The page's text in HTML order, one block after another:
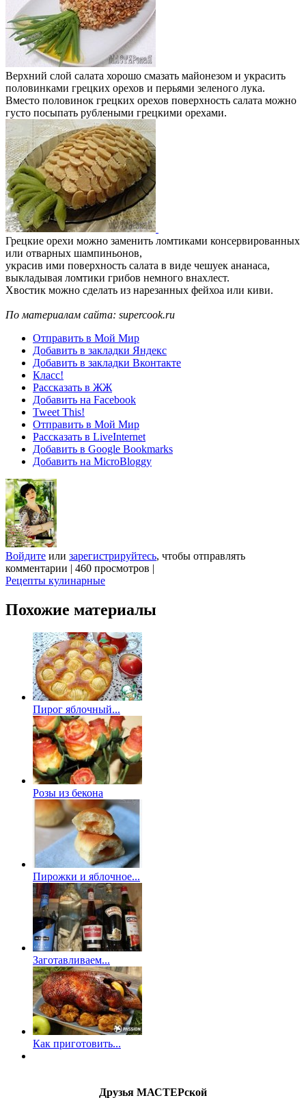
Верхний слой салата хорошо смазать майонезом и украсить
половинками грецких орехов и перьями зеленого лука.
Вместо половинок грецких орехов поверхность салата можно
густо посыпать рублеными грецкими орехами.
Грецкие орехи можно заменить ломтиками консервированных
или отварных шампиньонов,
украсив ими поверхность салата в виде чешуек ананаса,
выкладывая ломтики грибов немного внахлест.
Хвостик можно сделать из нарезанных фейхоа или киви.
По материалам сайта: supercook.ru
Отправить в Мой Мир
Добавить в закладки Яндекс
Добавить в закладки Вконтакте
Класс!
Рассказать в ЖЖ
Добавить на Facebook
Tweet This!
Отправить в Мой Мир
Рассказать в LiveInternet
Добавить в Google Bookmarks
Добавить на MicroBloggy
Войдите или зарегистрируйтесь, чтобы отправлять
комментарии | 460 просмотров |
Рецепты кулинарные
Похожие материалы
Пирог яблочный...
Розы из бекона
Пирожки и яблочное...
Заготавливаем...
Как приготовить...
Друзья МАСТЕРской